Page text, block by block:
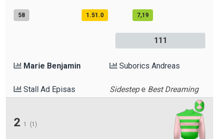
58 1.51.0 7,19
111
Marie Benjamin Suborics Andreas
Stall Ad Episas Sidestepe Best Dreaming
2 1 (1)